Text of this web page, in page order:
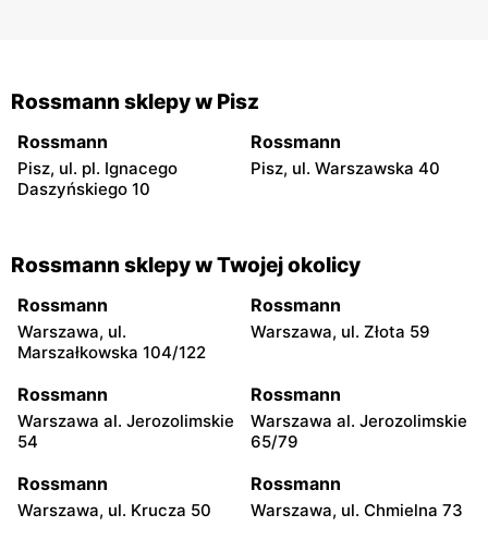
Rossmann sklepy w Pisz
Rossmann
Pisz, ul. pl. Ignacego
Daszyńskiego 10
Rossmann
Pisz, ul. Warszawska 40
Rossmann sklepy w Twojej okolicy
Rossmann
Warszawa, ul.
Marszałkowska 104/122
Rossmann
Warszawa, ul. Złota 59
Rossmann
Warszawa al. Jerozolimskie
54
Rossmann
Warszawa al. Jerozolimskie
65/79
Rossmann
Warszawa, ul. Krucza 50
Rossmann
Warszawa, ul. Chmielna 73